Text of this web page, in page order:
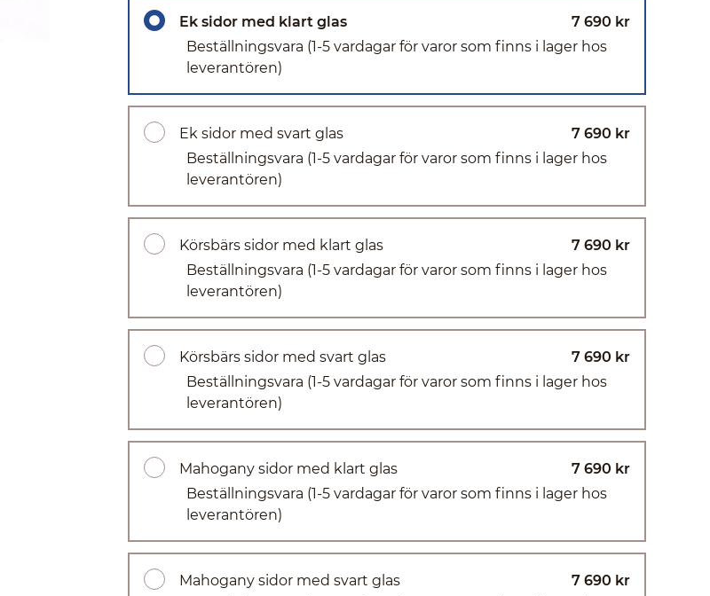
Ek sidor med klart glas
7 690 kr
Beställningsvara (1-5 vardagar för varor som finns i lager hos
leverantören)
Ek sidor med svart glas
7 690 kr
Beställningsvara (1-5 vardagar för varor som finns i lager hos
leverantören)
Körsbärs sidor med klart glas
7 690 kr
Beställningsvara (1-5 vardagar för varor som finns i lager hos
leverantören)
Körsbärs sidor med svart glas
7 690 kr
Beställningsvara (1-5 vardagar för varor som finns i lager hos
leverantören)
Mahogany sidor med klart glas
7 690 kr
Beställningsvara (1-5 vardagar för varor som finns i lager hos
leverantören)
Mahogany sidor med svart glas
7 690 kr